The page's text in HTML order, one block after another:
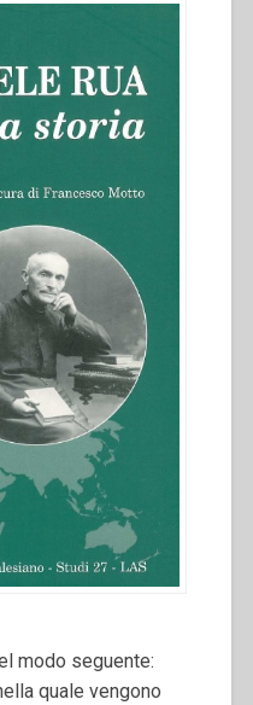
modo seguente:
quale vengono